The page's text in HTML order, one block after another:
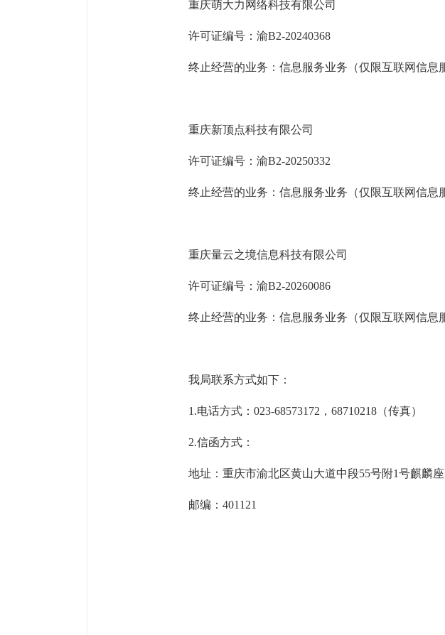
重庆萌大力网络科技有限公司
许可证编号：渝B2-20240368
终止经营的业务：信息服务业务（仅限互联网信息
重庆新顶点科技有限公司
许可证编号：渝B2-20250332
终止经营的业务：信息服务业务（仅限互联网信息
重庆量云之境信息科技有限公司
许可证编号：渝B2-20260086
终止经营的业务：信息服务业务（仅限互联网信息
我局联系方式如下：
1.电话方式：023-68573172，68710218（传真）
2.信函方式：
地址：重庆市渝北区黄山大道中段55号附1号麒麟
邮编： 401121